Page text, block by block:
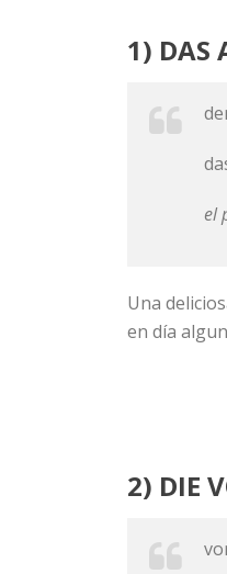
1) DAS
el
Una
en día
2) DIE